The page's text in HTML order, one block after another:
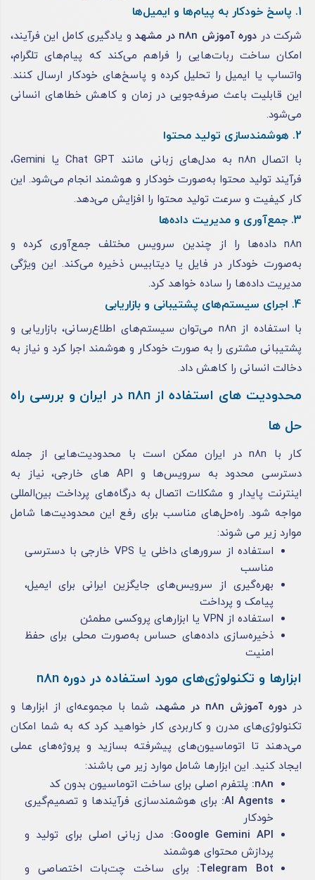
1. پاسخ خودکار به پیام‌ها و ایمیل‌ها
شرکت در دوره آموزش n8n در مشهد
و یادگیری کامل این فرآیند،
امکان ساخت ربات‌هایی را فراهم می‌کند که پیام‌های تلگرام،
واتساپ یا ایمیل را تحلیل کرده و پاسخ‌های خودکار ارسال کنند.
این قابلیت باعث صرفه‌جویی در زمان و کاهش خطاهای انسانی
می‌شود.
2. هوشمندسازی تولید محتوا
با اتصال n8n به مدل‌های زبانی مانند Chat GPT یا Gemini،
فرآیند تولید محتوا به‌صورت خودکار و هوشمند انجام می‌شود. این
کار کیفیت و سرعت تولید محتوا را افزایش می‌دهد.
3. جمع‌آوری و مدیریت داده‌ها
n8n داده‌ها را از چندین سرویس مختلف جمع‌آوری کرده و
به‌صورت خودکار در فایل یا دیتابیس ذخیره می‌کند. این ویژگی
مدیریت داده‌ها را ساده خواهد کرد.
4. اجرای سیستم‌های پشتیبانی و بازاریابی
با استفاده از n8n می‌توان سیستم‌های اطلاع‌رسانی، بازاریابی و
پشتیبانی مشتری را به صورت خودکار و هوشمند اجرا کرد و نیاز به
دخالت انسانی را کاهش داد.
محدودیت های استفاده از n8n در ایران و بررسی راه
حل ها
کار با n8n در ایران ممکن است با محدودیت‌هایی از جمله
دسترسی محدود به سرویس‌ها و API های خارجی، نیاز به
اینترنت پایدار و مشکلات اتصال به درگاه‌های پرداخت بین‌المللی
مواجه شود. راه‌حل‌های مناسب برای رفع این محدودیت‌ها شامل
موارد زیر می شوند:
استفاده از سرورهای داخلی یا VPS خارجی با دسترسی
مناسب
بهره‌گیری از سرویس‌های جایگزین ایرانی برای ایمیل،
پیامک و پرداخت
استفاده از VPN یا ابزارهای پروکسی مطمئن
ذخیره‌سازی داده‌های حساس به‌صورت محلی برای حفظ
امنیت
ابزارها و تکنولوژی‌های مورد استفاده در دوره n8n
دردوره آموزش n8n در مشهد
، شما با مجموعه‌ای از ابزارها و
تکنولوژی‌های مدرن و کاربردی کار خواهید کرد که به شما امکان
می‌دهند تا اتوماسیون‌های پیشرفته بسازید و پروژه‌های عملی
ایجاد کنید. این ابزارها شامل موارد زیر می باشند:
n8n: پلتفرم اصلی برای ساخت اتوماسیون بدون کد
AI Agents: برای هوشمندسازی فرآیندها و تصمیم‌گیری
خودکار
Google Gemini API:
مدل زبانی اصلی برای تولید و
پردازش محتوای هوشمند
Telegram Bot:
برای ساخت چت‌بات اختصاصی و